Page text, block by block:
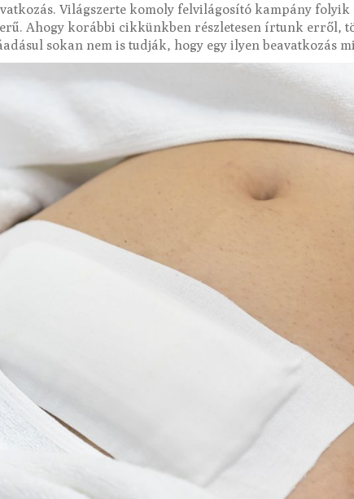
Világszerte komoly felvilágosító kampány folyik
Ahogy korábbi cikkünkben részletesen írtunk erről,
sokan nem is tudják, hogy egy ilyen beavatkozás